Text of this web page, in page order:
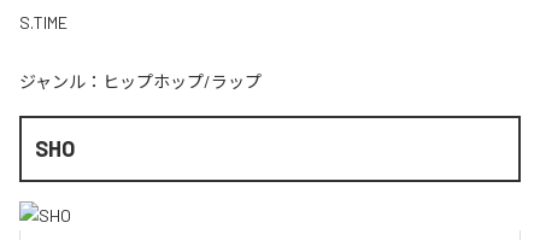
S.TIME
ジャンル： ヒップホップ/ラップ
SHO